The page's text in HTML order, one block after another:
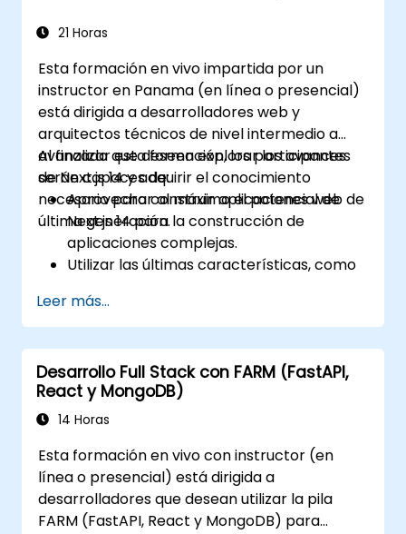
21 Horas
Esta formación en vivo impartida por un
instructor en Panama (en línea o presencial)
está dirigida a desarrolladores web y
arquitectos técnicos de nivel intermedio a
avanzado que deseen explorar los avances
de Next.js 14 y adquirir el conocimiento
necesario para construir aplicaciones web de
última generación.
Al finalizar esta formación, los participantes
serán capaces de:
Aprovechar al máximo el potencial de
Next.js 14 para la construcción de
aplicaciones complejas.
Utilizar las últimas características, como
Edge Functions.
Implementar prácticas recomendadas
en cuanto a rendimiento, escalabilidad y
SEO.
Diagnosticar eficazmente los problemas
comunes en aplicaciones Next.js.
Leer más...
Desarrollo Full Stack con FARM (FastAPI,
React y MongoDB)
14 Horas
Esta formación en vivo con instructor (en
línea o presencial) está dirigida a
desarrolladores que desean utilizar la pila
FARM (FastAPI, React y MongoDB) para